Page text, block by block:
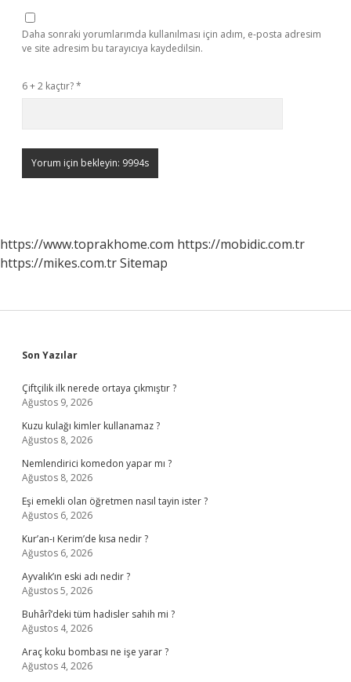
Daha sonraki yorumlarımda kullanılması için adım, e-posta adresim
ve site adresim bu tarayıcıya kaydedilsin.
6 + 2 kaçtır?*
https://www.toprakhome.com https://mobidic.com.tr
https://mikes.com.trSitemap
Sidebar
Son Yazılar
Çiftçilik ilk nerede ortaya çıkmıştır ?
Ağustos 9, 2026
Kuzu kulağı kimler kullanamaz ?
Ağustos 8, 2026
Nemlendirici komedon yapar mı ?
Ağustos 8, 2026
Eşi emekli olan öğretmen nasıl tayin ister ?
Ağustos 6, 2026
Kur’an-ı Kerim’de kısa nedir ?
Ağustos 6, 2026
Ayvalık’ın eski adı nedir ?
Ağustos 5, 2026
Buhârî’deki tüm hadisler sahih mi ?
Ağustos 4, 2026
Araç koku bombası ne işe yarar ?
Ağustos 4, 2026